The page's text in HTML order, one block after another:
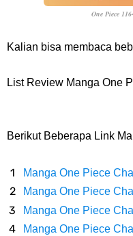
7 Fakta Elbaph One
One Piece
Kalian bisa membaca
List Review Manga One
Berikut Beberapa Link
Manga One Piece
Manga One Piece
Manga One Piece
Manga One Piece